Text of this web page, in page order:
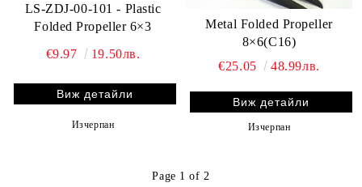
LS-ZDJ-00-101 - Plastic
Folded Propeller 6×3
€9.97 19.50лв.
Виж детайли
Изчерпан
Metal Folded Propeller
8×6(C16)
€25.05
48.99лв.
Виж детайли
Изчерпан
Page 1 of 2